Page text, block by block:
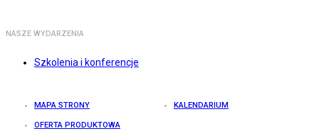
NASZE WYDARZENIA
Szkolenia i konferencje
MAPA STRONY KALENDARIUM
OFERTA PRODUKTOWA